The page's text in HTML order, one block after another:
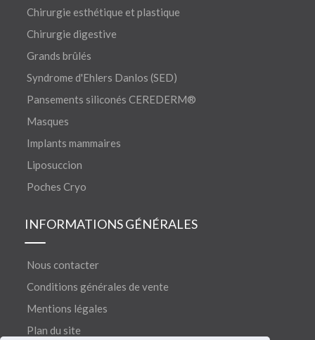
Chirurgie esthétique et plastique
Chirurgie digestive
Grands brûlés
Syndrome d'Ehlers Danlos (SED)
Pansements siliconés CEREDERM®
Masques
Implants mammaires
Liposuccion
Poches Cryo
INFORMATIONS GÉNÉRALES
Nous contacter
Conditions générales de vente
Mentions légales
Plan du site